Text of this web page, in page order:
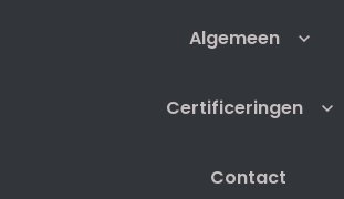
Algemeen
Certificeringen
Contact